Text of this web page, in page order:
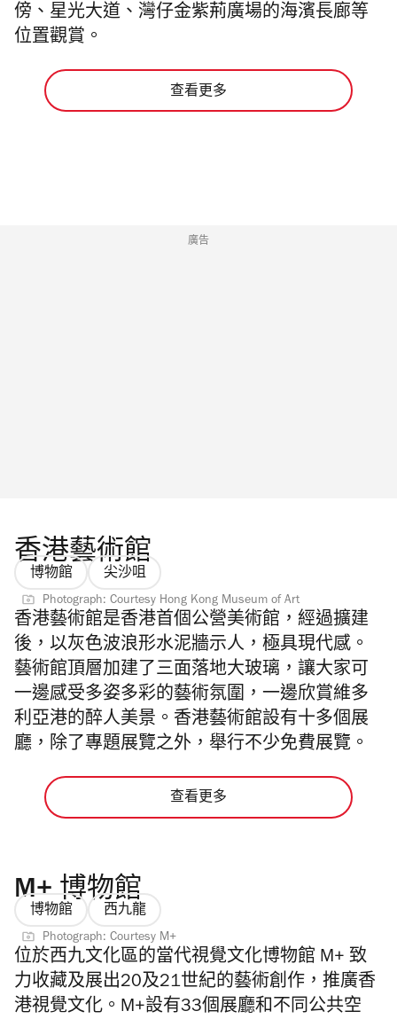
傍、星光大道、灣仔金紫荊廣場的海濱長廊等
位置觀賞。
查看更多
廣告
香港藝術館
博物館 尖沙咀
Photograph: Courtesy Hong Kong Museum of Art
香港藝術館是香港首個公營美術館，經過擴建
後，以灰色波浪形水泥牆示人，極具現代感。
藝術館頂層加建了三面落地大玻璃，讓大家可
一邊感受多姿多彩的藝術氛圍，一邊欣賞維多
利亞港的醉人美景。香港藝術館設有十多個展
廳，除了專題展覽之外，舉行不少免費展覽。
查看更多
M+ 博物館
博物館 西九龍
Photograph: Courtesy M+
位於西九文化區的當代視覺文化博物館 M+ 致
力收藏及展出20及21世紀的藝術創作，推廣香
港視覺文化。M+設有33個展廳和不同公共空